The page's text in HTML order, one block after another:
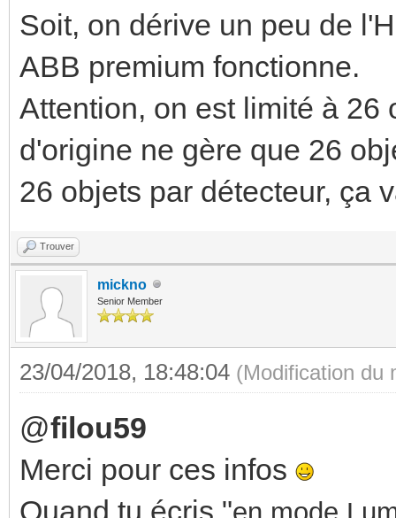
Soit, on dérive un peu de
ABB premium fonctionne.
Attention, on est limité à 26
d'origine ne gère que 26
26 objets par détecteur, ça
Trouver
mickno
Senior Member
23/04/2018, 18:48:04 (Modification du
@filou59
Merci pour ces infos
Quand tu écris "